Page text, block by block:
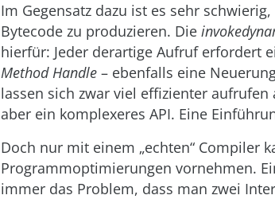
Im Gegensatz dazu ist es sehr
Bytecode zu produzieren. Die
hierfür: Jeder derartige Aufruf erfordert
Method Handle – ebenfalls eine
lassen sich zwar viel effizienter
aber ein komplexeres API. Eine
Doch nur mit einem „echten“ Compiler
Programmoptimierungen vornehmen.
immer das Problem, dass man zwei